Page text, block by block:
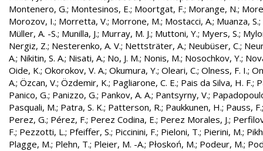
Montenero, G.; Montesinos, E.; Moortgat, F.; Morange, N.;
Morozov, I.; Morretta, V.; Morrone, M.; Mostacci, A.; Muanza, S.;
Müller, A. -S.; Munilla, J.; Murray, M. J.; Muttoni, Y.; Myers, S.;
Nergiz, Z.; Nesterenko, A. V.; Nettsträter, A.; Neubüser, C.;
A.; Nikitin, S. A.; Nisati, A.; No, J. M.; Nonis, M.; Nosochkov, Y.;
Oide, K.; Okorokov, V. A.; Okumura, Y.; Oleari, C.; Olness, F. I.;
A.; Özcan, V.; Özdemir, K.; Pagliarone, C. E.; Pais da Silva, H. F.;
Panico, G.; Panizzo, G.; Pankov, A. A.; Pantsyrny, V.;
Pasquali, M.; Patra, S. K.; Patterson, R.; Paukkunen, H.; Pauss, F.
Perez, G.; Pérez, F.; Perez Codina, E.; Perez Morales, J.;
F.; Pezzotti, L.; Pfeiffer, S.; Piccinini, F.; Pieloni, T.; Pierini, M.;
Plagge, M.; Plehn, T.; Pleier, M. -A.; Płoskoń, M.; Podeur, M.;